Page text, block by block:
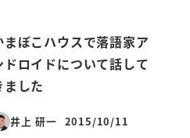
まぼこハウスで落語家ア
ドロイドについて話して
ました
井上 研一
投稿日
2015/10/11